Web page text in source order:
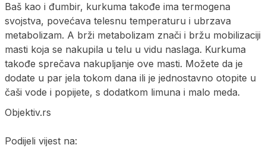
Baš kao i đumbir, kurkuma takođe ima termogena
svojstva, povećava telesnu temperaturu i ubrzava
metabolizam. A brži metabolizam znači i bržu mobilizaciji
masti koja se nakupila u telu u vidu naslaga. Kurkuma
takođe sprečava nakupljanje ove masti. Možete da je
dodate u par jela tokom dana ili je jednostavno otopite u
čaši vode i popijete, s dodatkom limuna i malo meda.
Objektiv.rs
Podijeli vijest na: